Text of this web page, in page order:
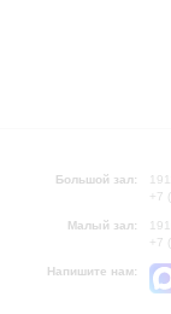
Большой зал:
+7
Малый зал:
+7
Напишите нам: